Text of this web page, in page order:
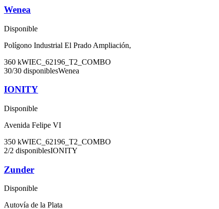
Wenea
Disponible
Polígono Industrial El Prado Ampliación,
360 kWIEC_62196_T2_COMBO
30/30 disponiblesWenea
IONITY
Disponible
Avenida Felipe VI
350 kWIEC_62196_T2_COMBO
2/2 disponiblesIONITY
Zunder
Disponible
Autovía de la Plata